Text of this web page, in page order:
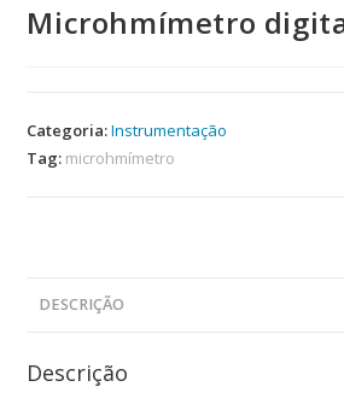
Microhmímetro
Categoria:Instrumentação
Tag: microhmímetro
DESCRIÇÃO
Descrição